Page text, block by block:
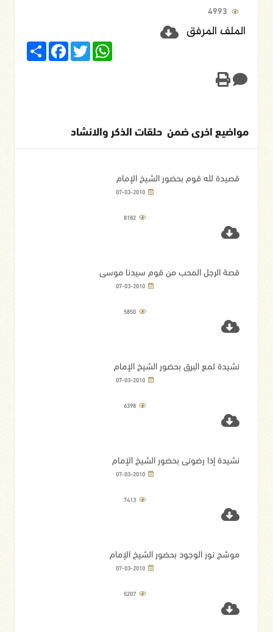
4993
الملف المرفق
Share
FacebookTwitter
WhatsApp
مواضيع اخرى ضمن حلقات الذكر والانشاد
قصيدة لله قوم بحضور الشيخ الإمام
07-03-2010
8182
قصة الرجل المحب من قوم سيدنا موسى
07-03-2010
5850
نشيدة لمع البرق بحضور الشيخ الإمام
07-03-2010
6398
نشيدة إذا رضوني بحضور الشيخ الإمام
07-03-2010
7413
موشح نور الوجود بحضور الشيخ الإمام
07-03-2010
5207